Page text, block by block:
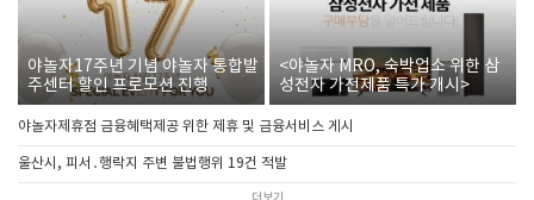
야놀자17주년 기념 야놀자 통합발
주센터 할인 프로모션 진행
<야놀자 MRO, 숙박업소 위한 삼
성전자 가전제품 특가 개시>
야놀자제휴점 금융혜택제공 위한 제휴 및 금융서비스 게시
울산시, 피서․행락지 주변 불법행위 19건 적발